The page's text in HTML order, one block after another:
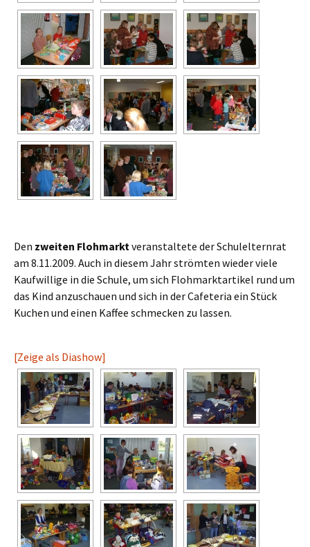
Den zweiten Flohmarktveranstaltete der Schulelternrat
am 8.11.2009. Auch in diesem Jahr strömten wieder viele
Kaufwillige in die Schule, um sich Flohmarktartikel rund um
das Kind anzuschauen und sich in der Cafeteria ein Stück
Kuchen und einen Kaffee schmecken zu lassen.
[Zeige als Diashow]